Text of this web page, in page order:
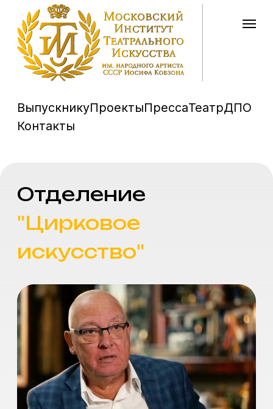
ВыпускникуПроекты ПрессаТеатрДПО
"Наверное, чтобы идти в клоуны,
нужно обладать особым складом
Максим Юрьевич
Никулин
Руководитель отделения циркового